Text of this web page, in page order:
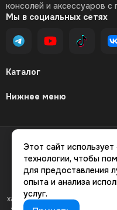
Каталог
Нижнее меню
консолей и аксессуаров с
Мы в социальных сетях
2026 © GameStock
Вся представленная
характеристик, стоимости
Этот сайт
технологии, чтобы
для предоставления
опыта и анализа
услуг.